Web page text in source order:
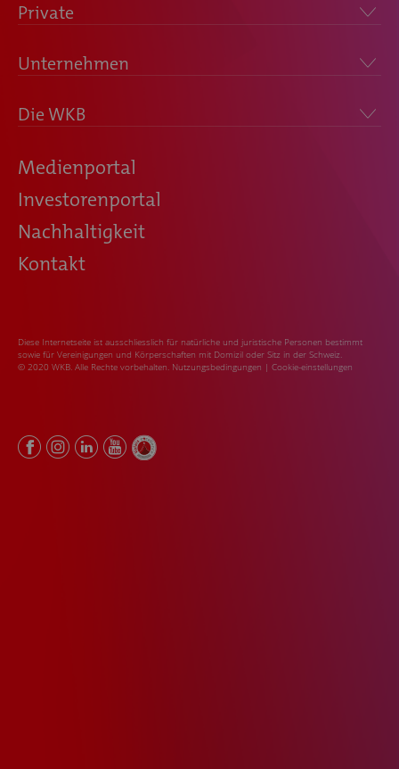
Private
Unternehmen
Die WKB
Medienportal
Investorenportal
Nachhaltigkeit
Kontakt
Diese Internetseite ist ausschliesslich für natürliche und juristische Personen bestimmt
sowie für Vereinigungen und Körperschaften mit Domizil oder Sitz in der Schweiz.
© 2020 WKB. Alle Rechte vorbehalten. Nutzungsbedingungen | Cookie-einstellungen